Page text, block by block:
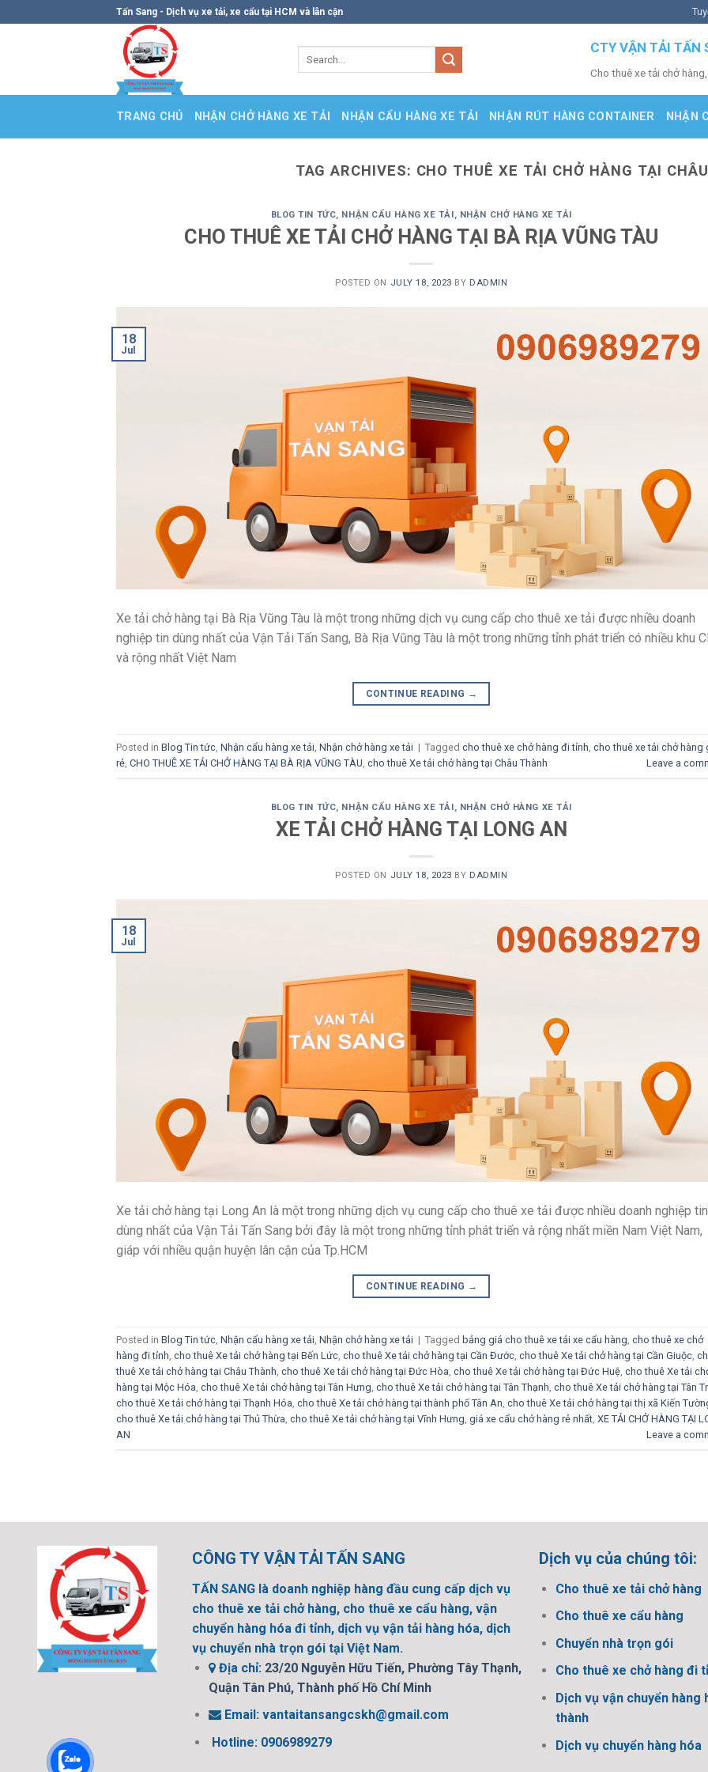
Tấn Sang - Dịch vụ xe tải, xe cẩu tại HCM và lân cận
CTY VẬN TẢI TẤN
Cho thuê xe tải chở
TRANG CHỦ NHẬN CHỞ HÀNG XE TẢI NHẬN CẨU HÀNG XE TẢI NHẬN RÚT HÀNG CONTAINER NHẬN
TAG ARCHIVES: CHO THUÊ XE TẢI CHỞ HÀNG TẠI
BLOG TIN TỨC, NHẬN CẨU HÀNG XE TẢI , NHẬN CHỞ HÀNG XE TẢI
CHO THUÊ XE TẢI CHỞ HÀNG TẠI BÀ RỊA VŨNG TÀU
POSTED ON JULY 18, 2023 BY DADMIN
18
Jul
Xe tải chở hàng tại Bà Rịa Vũng Tàu là một trong những dịch vụ cung cấp cho thuê xe tải được nhiều doanh
nghiệp tin dùng nhất của Vận Tải Tấn Sang, Bà Rịa Vũng Tàu là một trong những tỉnh phát triển có nhiều khu
và rộng nhất Việt Nam
CONTINUE READING →
Posted in Blog Tin tức, Nhận cẩu hàng xe tải, Nhận chở hàng xe tải | Tagged cho thuê xe chở hàng đi tỉnh, cho thuê xe tải chở hàng
rẻ, CHO THUÊ XE TẢI CHỞ HÀNG TẠI BÀ RỊA VŨNG TÀU, cho thuê Xe tải chở hàng tại Châu Thành Leave a
BLOG TIN TỨC, NHẬN CẨU HÀNG XE TẢI, NHẬN CHỞ HÀNG XE TẢI
XE TẢI CHỞ HÀNG TẠI LONG AN
POSTED ON JULY 18, 2023 BY DADMIN
18
Jul
Xe tải chở hàng tại Long An là một trong những dịch vụ cung cấp cho thuê xe tải được nhiều doanh nghiệp tin
dùng nhất của Vận Tải Tấn Sang bởi đây là một trong những tỉnh phát triển và rộng nhất miền Nam Việt Nam,
giáp với nhiều quận huyện lân cận của Tp.HCM
CONTINUE READING →
Posted in Blog Tin tức Nhận cẩu hàng xe tải Nhận chở hàng xe tải | Tagged bảng giá cho thuê xe tải xe cẩu hàng cho thuê xe chở
hàng đi tỉnh cho thuê Xe tải chở hàng tại Bến Lức cho thuê Xe tải chở hàng tại Cần Đước cho thuê Xe tải chở hàng tại Cần Giuộc
thuê Xe tải chở hàng tại Châu Thành cho thuê Xe tải chở hàng tại Đức Hòa cho thuê Xe tải chở hàng tại Đức Huệ cho thuê Xe tải
hàng tại Mộc Hóa cho thuê Xe tải chở hàng tại Tân Hưng cho thuê Xe tải chở hàng tại Tân Thạnh cho thuê Xe tải chở hàng tại Tân
cho thuê Xe tải chở hàng tại Thạnh Hóa cho thuê Xe tải chở hàng tại thành phố Tân An cho thuê Xe tải chở hàng tại thị xã Kiến
cho thuê Xe tải chở hàng tại Thủ Thừa cho thuê Xe tải chở hàng tại Vĩnh Hưng giá xe cẩu chở hàng rẻ nhất XE TẢI CHỞ HÀNG TẠI
AN
Leave a
CÔNG TY VẬN TẢI TẤN SANG
TẤN SANG là doanh nghiệp hàng đầu cung cấp dịch vụ
cho thuê xe tải chở hàng, cho thuê xe cẩu hàng, vận
chuyển hàng hóa đi tỉnh, dịch vụ vận tải hàng hóa, dịch
vụ chuyển nhà trọn gói tại Việt Nam.
Địa chỉ: 23/20 Nguyễn Hữu Tiến, Phường Tây Thạnh,
Quận Tân Phú, Thành phố Hồ Chí Minh
Email: vantaitansangcskh@gmail.com
Hotline: 0906989279
Dịch vụ của chúng tôi:
Cho thuê xe tải chở hàng
Cho thuê xe cẩu hàng
Chuyển nhà trọn gói
Cho thuê xe chở hàng đi
Dịch vụ vận chuyển hàng
thành
Dịch vụ chuyển hàng hóa